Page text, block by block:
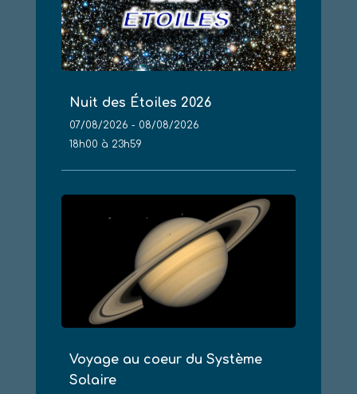
Nuit des Étoiles 2026
07/08/2026 - 08/08/2026
18h00 à 23h59
Voyage au coeur du Système
Solaire